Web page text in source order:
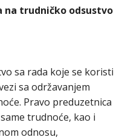
na trudničko odsustvo
sa rada koje se koristi
sa održavanjem
Pravo preduzetnica
trudnoće, kao i
odnosu,